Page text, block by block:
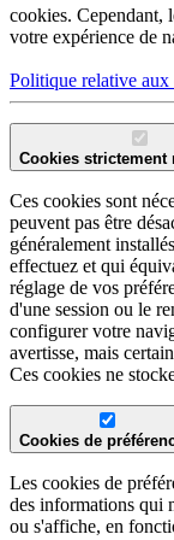
cookies. Cependant,
votre expérience de
Politique relative aux
Cookies strictement
Ces cookies sont
peuvent pas être
généralement
effectuez et qui
réglage de vos
d'une session ou le
configurer votre
avertisse, mais
Ces cookies ne
Cookies de
Les cookies de
des informations qui
ou s'affiche, en